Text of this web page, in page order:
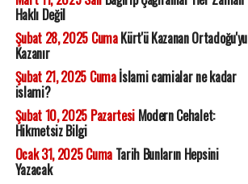
Haklı Değil
Şubat 28, 2025 CumaKürt'ü Kazanan Ortadoğu'yu
Kazanır
Şubat 21, 2025 Cumaİslami camialar ne kadar
islami?
Şubat 10, 2025 PazartesiModern Cehalet:
Hikmetsiz Bilgi
Ocak 31, 2025 CumaTarih Bunların Hepsini
Yazacak